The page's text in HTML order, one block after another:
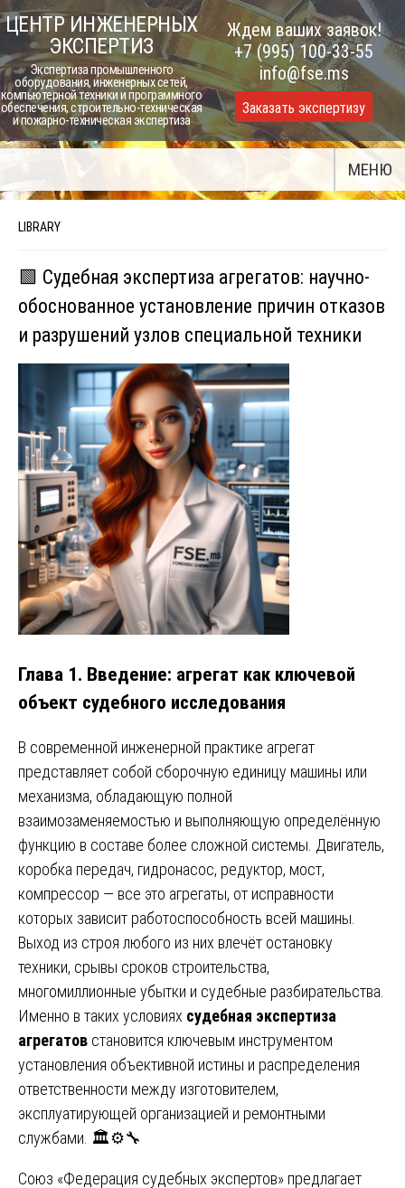
Skip
to
content
ЦЕНТР ИНЖЕНЕРНЫХ
ЭКСПЕРТИЗ
Экспертиза промышленного
оборудования, инженерных сетей,
компьютерной техники и программного
обеспечения, строительно-техническая
и пожарно-техническая экспертиза
Ждем ваших заявок!
+7 (995) 100-33-55
info@fse.ms
Заказать экспертизу
МЕНЮ
LIBRARY
🟩 Судебная экспертиза агрегатов: научно-
обоснованное установление причин отказов
и разрушений узлов специальной техники
Глава 1. Введение: агрегат как ключевой
объект судебного исследования
В современной инженерной практике агрегат
представляет собой сборочную единицу машины или
механизма, обладающую полной
взаимозаменяемостью и выполняющую определённую
функцию в составе более сложной системы. Двигатель,
коробка передач, гидронасос, редуктор, мост,
компрессор — все это агрегаты, от исправности
которых зависит работоспособность всей машины.
Выход из строя любого из них влечёт остановку
техники, срывы сроков строительства,
многомиллионные убытки и судебные разбирательства.
Именно в таких условиях судебная экспертиза
агрегатов становится ключевым инструментом
установления объективной истины и распределения
ответственности между изготовителем,
эксплуатирующей организацией и ремонтными
службами. 🏛️⚙️🔧
Союз «Федерация судебных экспертов» предлагает